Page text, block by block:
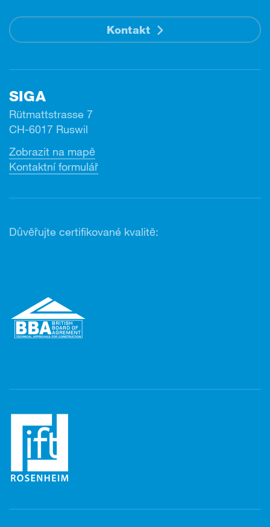
Kontakt
SIGA
Rütmattstrasse 7
CH-6017 Ruswil
Zobrazit na mapě
Kontaktní formulář
Důvěřujte certifikované kvalitě: